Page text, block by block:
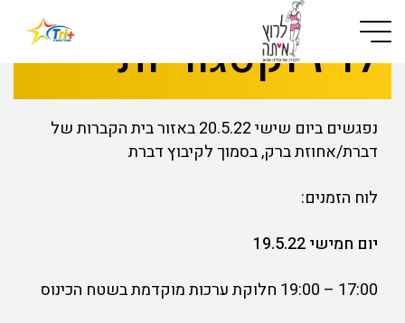
Button used only for devices with a small screen
לו"ז וקטגוריות
נפגשים ביום שישי 20.5.22 באזור בית הקברות של
דברת/אחוזת ברק, בסמוך לקיבוץ דברת
לוח הזמנים:
יום חמישי 19.5.22
17:00 – 19:00 חלוקת ערכות מוקדמת בשטח הכינוס